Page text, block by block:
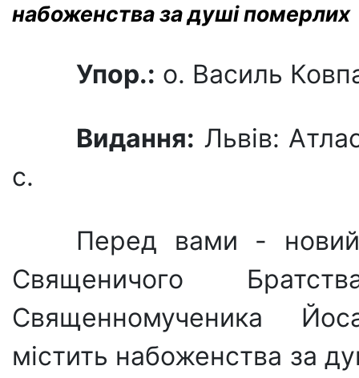
набоженства за душі померлих
Упор.: о. Василь
Видання: Львів:
с.
Перед вами -
Священичого
Священномученика
містить набоженства за